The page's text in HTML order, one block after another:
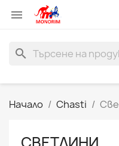

search
Начало Chasti